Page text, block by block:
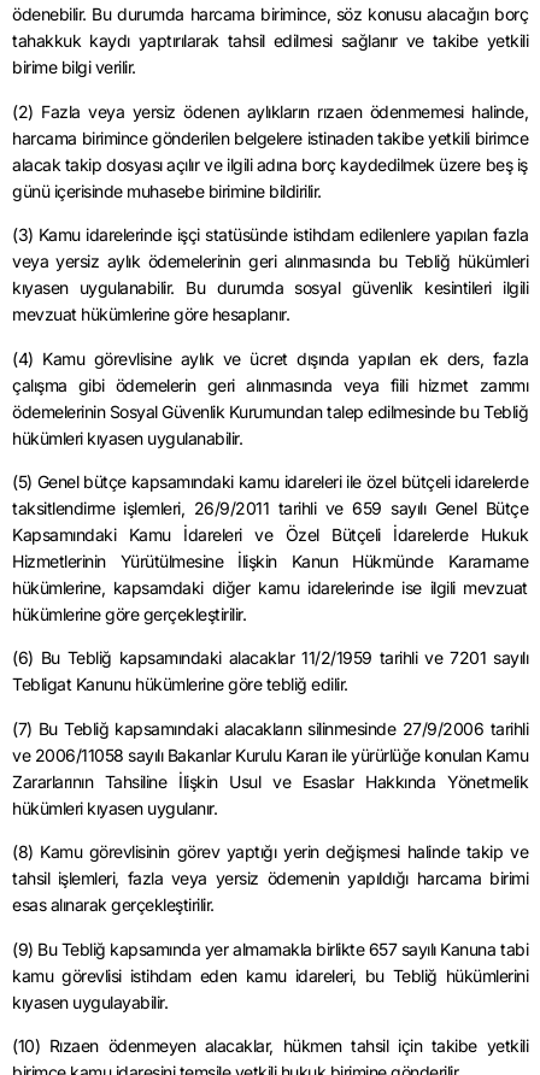
ödenebilir. Bu durumda harcama birimince, söz konusu alacağın borç
tahakkuk kaydı yaptırılarak tahsil edilmesi sağlanır ve takibe yetkili
birime bilgi verilir.
(2) Fazla veya yersiz ödenen aylıkların rızaen ödenmemesi halinde,
harcama birimince gönderilen belgelere istinaden takibe yetkili birimce
alacak takip dosyası açılır ve ilgili adına borç kaydedilmek üzere beş iş
günü içerisinde muhasebe birimine bildirilir.
(3) Kamu idarelerinde işçi statüsünde istihdam edilenlere yapılan fazla
veya yersiz aylık ödemelerinin geri alınmasında bu Tebliğ hükümleri
kıyasen uygulanabilir. Bu durumda sosyal güvenlik kesintileri ilgili
mevzuat hükümlerine göre hesaplanır.
(4) Kamu görevlisine aylık ve ücret dışında yapılan ek ders, fazla
çalışma gibi ödemelerin geri alınmasında veya fiili hizmet zammı
ödemelerinin Sosyal Güvenlik Kurumundan talep edilmesinde bu Tebliğ
hükümleri kıyasen uygulanabilir.
(5) Genel bütçe kapsamındaki kamu idareleri ile özel bütçeli idarelerde
taksitlendirme işlemleri, 26/9/2011 tarihli ve 659 sayılı Genel Bütçe
Kapsamındaki Kamu İdareleri ve Özel Bütçeli İdarelerde Hukuk
Hizmetlerinin Yürütülmesine İlişkin Kanun Hükmünde Kararname
hükümlerine, kapsamdaki diğer kamu idarelerinde ise ilgili mevzuat
hükümlerine göre gerçekleştirilir.
(6) Bu Tebliğ kapsamındaki alacaklar 11/2/1959 tarihli ve 7201 sayılı
Tebligat Kanunu hükümlerine göre tebliğ edilir.
(7) Bu Tebliğ kapsamındaki alacakların silinmesinde 27/9/2006 tarihli
ve 2006/11058 sayılı Bakanlar Kurulu Kararı ile yürürlüğe konulan Kamu
Zararlarının Tahsiline İlişkin Usul ve Esaslar Hakkında Yönetmelik
hükümleri kıyasen uygulanır.
(8) Kamu görevlisinin görev yaptığı yerin değişmesi halinde takip ve
tahsil işlemleri, fazla veya yersiz ödemenin yapıldığı harcama birimi
esas alınarak gerçekleştirilir.
(9) Bu Tebliğ kapsamında yer almamakla birlikte 657 sayılı Kanuna tabi
kamu görevlisi istihdam eden kamu idareleri, bu Tebliğ hükümlerini
kıyasen uygulayabilir.
(10) Rızaen ödenmeyen alacaklar, hükmen tahsil için takibe yetkili